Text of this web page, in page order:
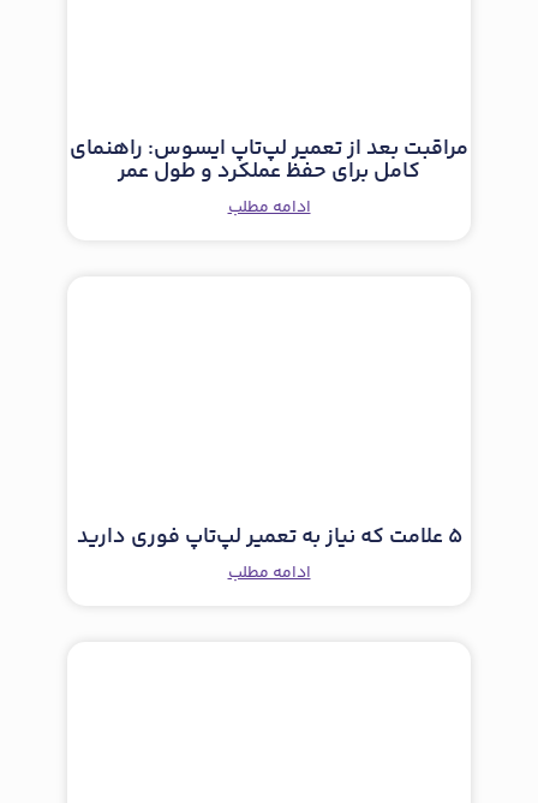
مراقبت بعد از تعمیر لپ‌تاپ ایسوس: راهنمای
کامل برای حفظ عملکرد و طول عمر
ادامه مطلب
5 علامت که نیاز به تعمیر لپ‌تاپ فوری دارید
ادامه مطلب